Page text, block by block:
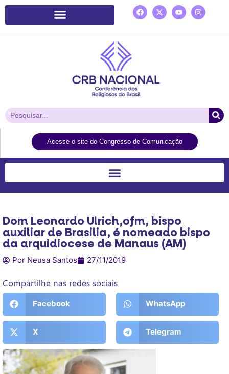
Acesse o site do Congresso de Comunicação
Dom Leonardo Ulrich,ofm, bispo
auxiliar de Brasilia, é nomeado bispo
da arquidiocese de Manaus (AM)
Por Neusa Santos 27/11/2019
Compartilhe nas redes sociais
Facebook WhatsApp
X Telegram